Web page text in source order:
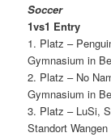
Soccer
1vs1 Entry
1. Platz –
Gymnasium in
2. Platz – No
Gymnasium in
3. Platz – LuSi,
Standort Wangen